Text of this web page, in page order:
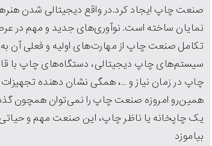
صنعت چاپ ایجاد کرد.در واقع دیجیتالی شدن
نمایان ساخته است. نوآوری‌های جدید و مهم در
تکامل صنعت چاپ از مهارت‌های اولیه و فعلی
سیستم‌های چاپ دیجیتالی، دستگاه‌های چاپ با
چاپ در زمان نیاز و …، همگی نشان دهنده
همین‌رو امروزه صنعت چاپ را نمی‌توان همچون
یک چاپخانه یا ناظر چاپ، این صنعت مهم و
بیاموزد